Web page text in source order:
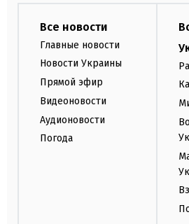
Все новости
Главные новости
Новости Украины
Прямой эфир
Видеоновости
Аудионовости
Погода